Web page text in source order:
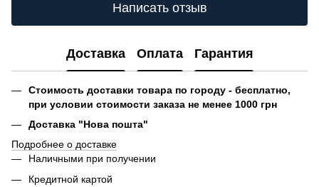
Написать отзыв
Доставка Оплата Гарантия
Стоимость доставки товара по городу - бесплатно,
при условии стоимости заказа не менее 1000 грн
Доставка "Нова пошта"
Подробнее о доставке
Наличными при получении
Кредитной картой